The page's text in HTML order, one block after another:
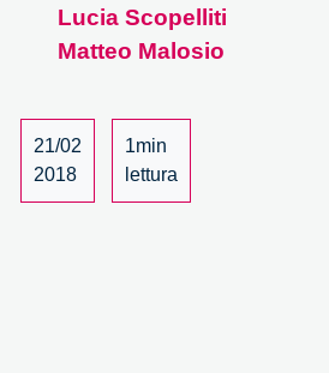
dell’healthcare
–
Lucia Scopelliti
Matteo Malosio
21/02
2018
1min
lettura